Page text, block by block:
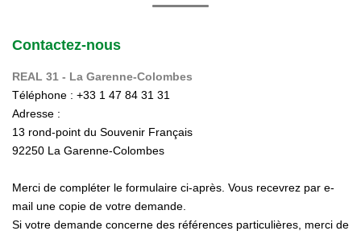
FAIRE GÉRER
Gestion De Copropriété
NOUS CONNAITRE
Historique
Nos Valeurs
Contactez-nous
REAL 31 - La Garenne-Colombes
Téléphone :+33 1 47 84 31 31
Adresse :
13 rond-point du Souvenir Français
92250 La Garenne-Colombes
Merci de compléter le formulaire ci-après. Vous recevrez par
e-mail une copie de votre demande.
Si votre demande concerne des références particulières,